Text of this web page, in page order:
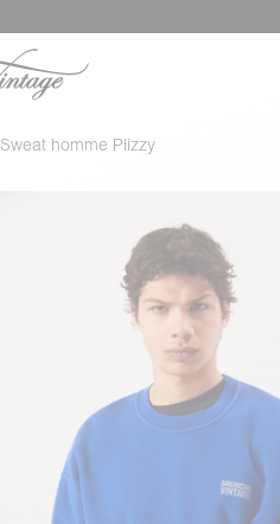
Sweat homme Plizzy